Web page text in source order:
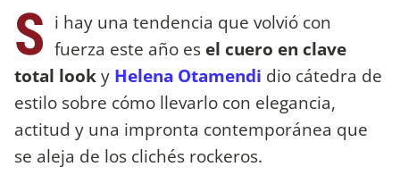
S i hay una tendencia que volvió con
fuerza este año es el cuero en clave
total looky Helena Otamendi dio cátedra de
estilo sobre cómo llevarlo con elegancia,
actitud y una impronta contemporánea que
se aleja de los clichés rockeros.